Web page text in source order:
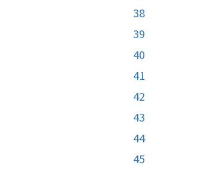
38
39
40
41
42
43
44
45